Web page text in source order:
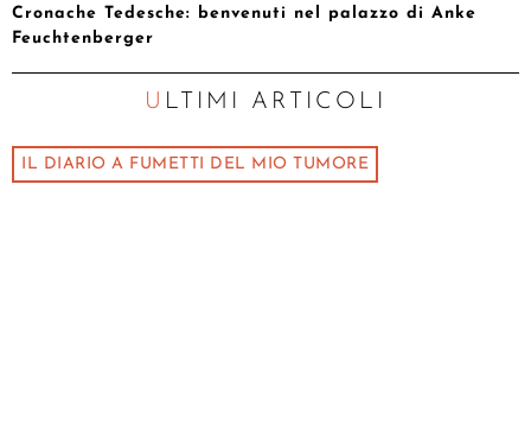
Cronache Tedesche: benvenuti nel palazzo di Anke
Feuchtenberger
ULTIMI ARTICOLI
IL DIARIO A FUMETTI DEL MIO TUMORE